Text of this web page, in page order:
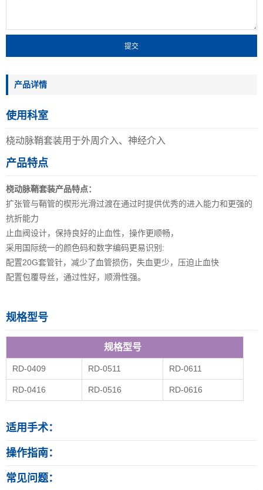
产品详情
使用科室
桡动脉鞘套装用于外周介入、神经介入
产品特点
桡动脉鞘套装产品特点：
扩张管与鞘管的楔形光滑过渡在通过时提供优秀的进入能力和更强的
抗折能力
止血阀设计，保持良好的止血性，操作更顺畅，
采用国际统一的颜色码和数字编码更易识别:
配置20G套管针，减少了血管损伤，失血更少，压迫止血快
配置包覆导丝，通过性好，顺滑性强。
规格型号
规格型号
RD-0409 RD-0511 RD-0611
RD-0416 RD-0516 RD-0616
适用手术：
操作指南：
常见问题：